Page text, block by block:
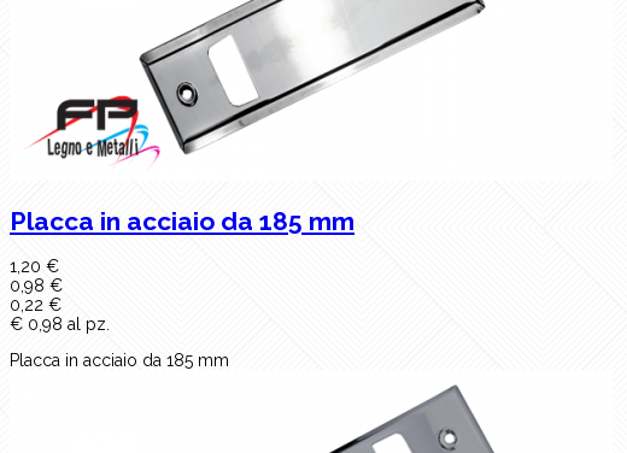
Placca in acciaio da 185 mm
1,20 €
0,98 €
0,22 €
€ 0,98 al pz.
Placca in acciaio da 185 mm